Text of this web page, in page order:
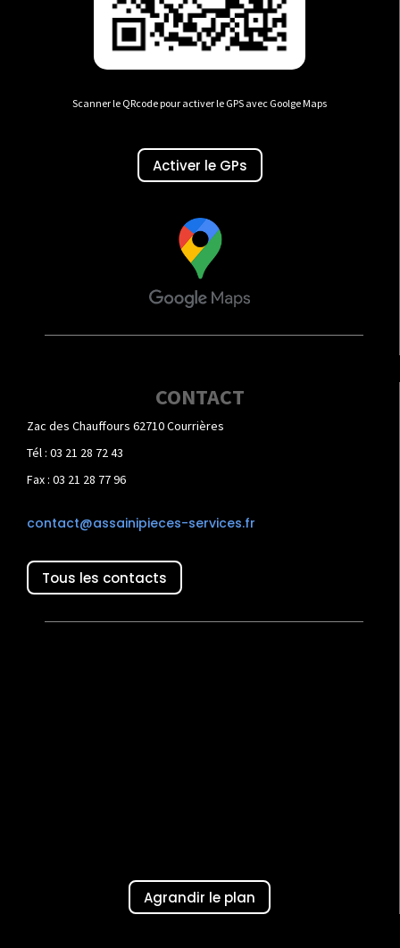
Scanner le QRcode pour activer le GPS avec Goolge Maps
Activer le GPs
CONTACT
Zac des Chauffours 62710 Courrières
Tél : 03 21 28 72 43
Fax : 03 21 28 77 96
contact@assainipieces-services.fr
Tous les contacts
Agrandir le plan